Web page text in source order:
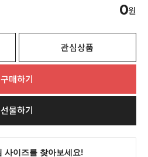
0원
관심상품
구매하기
선물하기